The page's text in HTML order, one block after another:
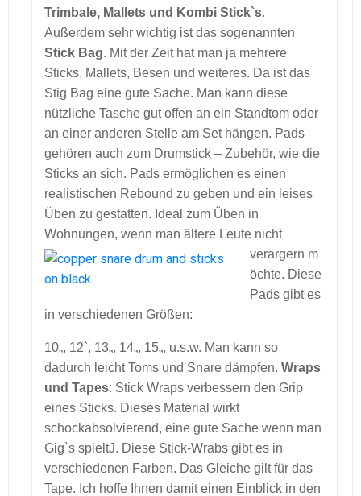
Trimbale, Mallets und Kombi Stick`s.
Außerdem sehr wichtig ist das sogenannten
Stick Bag. Mit der Zeit hat man ja mehrere
Sticks, Mallets, Besen und weiteres. Da ist das
Stig Bag eine gute Sache. Man kann diese
nützliche Tasche gut offen an ein Standtom oder
an einer anderen Stelle am Set hängen. Pads
gehören auch zum Drumstick – Zubehör, wie die
Sticks an sich. Pads ermöglichen es einen
realistischen Rebound zu geben und ein leises
Üben zu gestatten. Ideal zum Üben in
Wohnungen, wenn man ältere Leute nicht
verärgern m
öchte. Diese
Pads gibt es
in verschiedenen Größen:
10„, 12`, 13„, 14„, 15„, u.s.w. Man kann so
dadurch leicht Toms und Snare dämpfen. Wraps
und Tapes: Stick Wraps verbessern den Grip
eines Sticks. Dieses Material wirkt
schockabsolvierend, eine gute Sache wenn man
Gig`s spieltJ. Diese Stick-Wrabs gibt es in
verschiedenen Farben. Das Gleiche gilt für das
Tape. Ich hoffe Ihnen damit einen Einblick in den